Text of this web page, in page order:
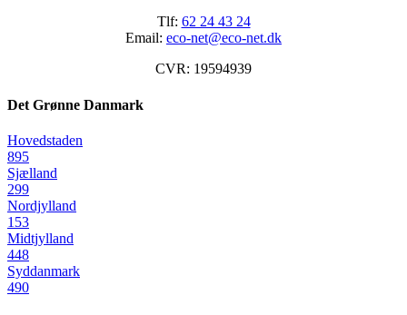
Tlf: 62 24 43 24
Email: eco-net@eco-net.dk
CVR: 19594939
Det Grønne Danmark
Hovedstaden
895
Sjælland
299
Nordjylland
153
Midtjylland
448
Syddanmark
490